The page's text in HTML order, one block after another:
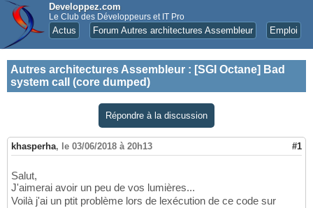
Developpez.com
Le Club des Développeurs et IT Pro
Actus Forum Autres architectures Assembleur Emploi
Autres architectures Assembleur : [SGI Octane] Bad
system call (core dumped)
Répondre à la discussion
khasperha, le 03/06/2018 à 20h13 #1
Salut,
J'aimerai avoir un peu de vos lumières...
Voilà j'ai un ptit problème lors de lexécution de ce code sur